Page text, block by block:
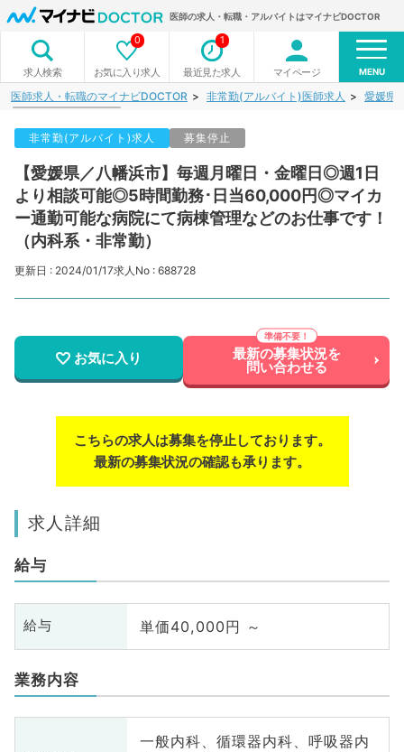
医師の求人・転職・アルバイトはマイナビDOCTOR
求人検索 お気に入り求人
0
最近見た求人
1
マイページ MENU
医師求人・転職のマイナビDOCTOR 非常勤(アルバイト)医師求人 愛媛県
非常勤(アルバイト)求人 募集停止
【愛媛県／八幡浜市】毎週月曜日・金曜日◎週1日
より相談可能◎5時間勤務･日当60,000円◎マイカ
ー通勤可能な病院にて病棟管理などのお仕事です！
（内科系・非常勤）
更新日 : 2024/01/17求人No : 688728
お気に入り 最新の募集状況を
問い合わせる
こちらの求人は募集を停止しております。
最新の募集状況の確認も承ります。
求人詳細
給与
給与 単価40,000円 ～
業務内容
一般内科、循環器内科、呼吸器内